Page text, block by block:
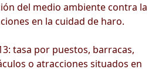
del medio ambiente contra la
en la cuidad de haro.
tasa por puestos, barracas,
o atracciones situados en